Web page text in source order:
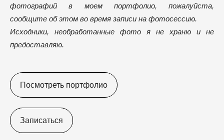
фотографий в моем портфолио, пожалуйста,
сообщите об этом во время записи на фотосессию.
Исходники, необработанные фото я не храню и не
предоставляю.
Посмотреть портфолио
Записаться